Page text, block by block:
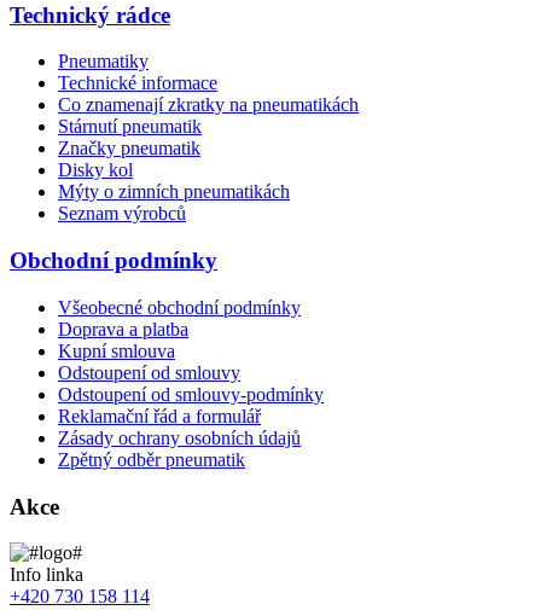
Technický rádce
Pneumatiky
Technické informace
Co znamenají zkratky na pneumatikách
Stárnutí pneumatik
Značky pneumatik
Disky kol
Mýty o zimních pneumatikách
Seznam výrobců
Obchodní podmínky
Všeobecné obchodní podmínky
Doprava a platba
Kupní smlouva
Odstoupení od smlouvy
Odstoupení od smlouvy-podmínky
Reklamační řád a formulář
Zásady ochrany osobních údajů
Zpětný odběr pneumatik
Akce
Info linka
+420 730 158 114